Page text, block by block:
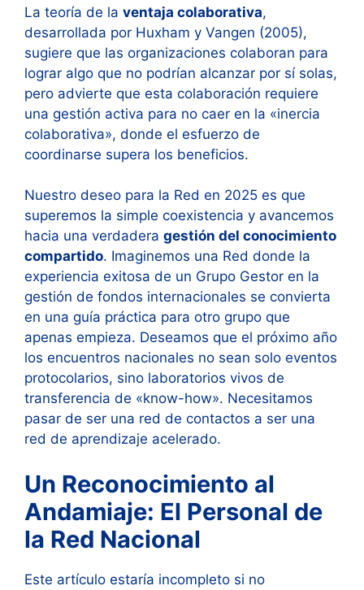
La teoría de la ventaja colaborativa,
desarrollada por Huxham y Vangen (2005),
sugiere que las organizaciones colaboran para
lograr algo que no podrían alcanzar por sí solas,
pero advierte que esta colaboración requiere
una gestión activa para no caer en la «inercia
colaborativa», donde el esfuerzo de
coordinarse supera los beneficios.
Nuestro deseo para la Red en 2025 es que
superemos la simple coexistencia y avancemos
hacia una verdadera gestión del conocimiento
compartido. Imaginemos una Red donde la
experiencia exitosa de un Grupo Gestor en la
gestión de fondos internacionales se convierta
en una guía práctica para otro grupo que
apenas empieza. Deseamos que el próximo año
los encuentros nacionales no sean solo eventos
protocolarios, sino laboratorios vivos de
transferencia de «know-how». Necesitamos
pasar de ser una red de contactos a ser una
red de aprendizaje acelerado.
Un Reconocimiento al
Andamiaje: El Personal de
la Red Nacional
Este artículo estaría incompleto si no